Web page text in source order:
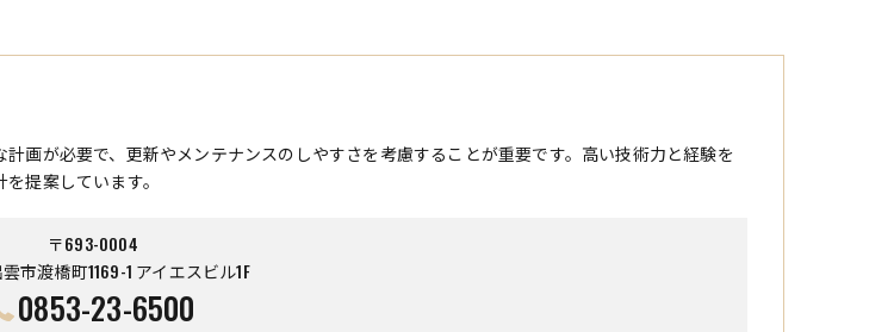
画が必要で、更新やメンテナンスのしやすさを考慮することが重要です。高い技術力と経験を
提案しています。
〒693-0004
市渡橋町1169-1 アイエスビル1F
0853-23-6500